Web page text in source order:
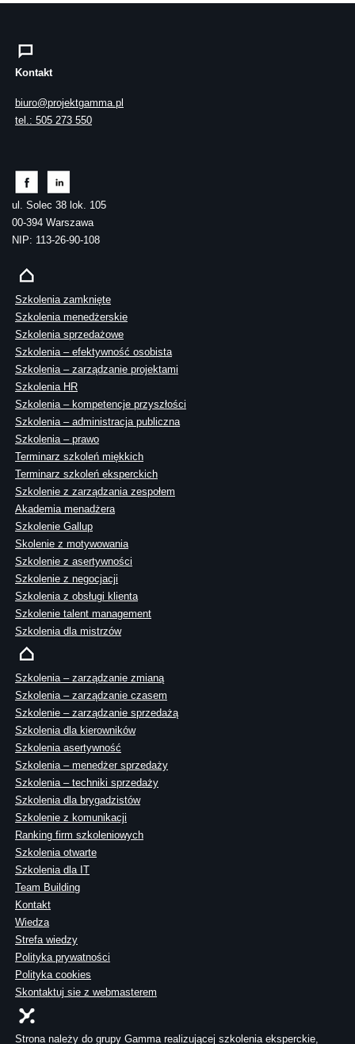
Kontakt
biuro@projektgamma.pl
tel.: 505 273 550
ul. Solec 38 lok. 105
00-394 Warszawa
NIP: 113-26-90-108
Szkolenia zamknięte
Szkolenia menedżerskie
Szkolenia sprzedażowe
Szkolenia – efektywność osobista
Szkolenia – zarządzanie projektami
Szkolenia HR
Szkolenia – kompetencje przyszłości
Szkolenia – administracja publiczna
Szkolenia – prawo
Terminarz szkoleń miękkich
Terminarz szkoleń eksperckich
Szkolenie z zarządzania zespołem
Akademia menadżera
Szkolenie Gallup
Skolenie z motywowania
Szkolenie z asertywności
Szkolenie z negocjacji
Szkolenia z obsługi klienta
Szkolenie talent management
Szkolenia dla mistrzów
Szkolenia – zarządzanie zmianą
Szkolenia – zarządzanie czasem
Szkolenie – zarządzanie sprzedażą
Szkolenia dla kierowników
Szkolenia asertywność
Szkolenia – menedżer sprzedaży
Szkolenia – techniki sprzedaży
Szkolenia dla brygadzistów
Szkolenie z komunikacji
Ranking firm szkoleniowych
Szkolenia otwarte
Szkolenia dla IT
Team Building
Kontakt
Wiedza
Strefa wiedzy
Polityka prywatności
Polityka cookies
Skontaktuj sie z webmasterem
Strona należy do grupy Gamma realizującej szkolenia eksperckie,